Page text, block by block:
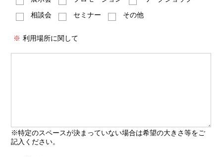
相談会
セミナー その他
※ 利用場所に関して
※特定のスペースが決まっていない場合は希望の大きさ等をご
記入ください。